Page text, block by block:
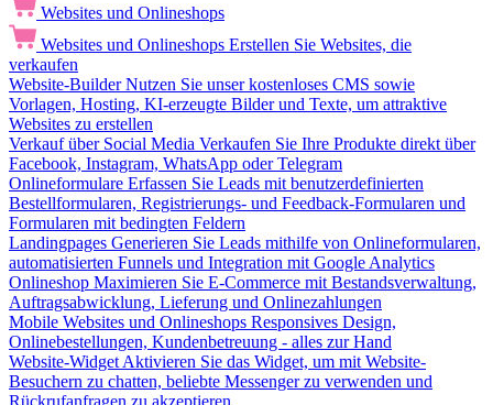
Websites und Onlineshops
Websites und Onlineshops Erstellen Sie Websites, die
verkaufen
Website-Builder Nutzen Sie unser kostenloses CMS sowie
Vorlagen, Hosting, KI-erzeugte Bilder und Texte, um attraktive
Websites zu erstellen
Verkauf über Social Media Verkaufen Sie Ihre Produkte direkt über
Facebook, Instagram, WhatsApp oder Telegram
Onlineformulare Erfassen Sie Leads mit benutzerdefinierten
Bestellformularen, Registrierungs- und Feedback-Formularen und
Formularen mit bedingten Feldern
Landingpages Generieren Sie Leads mithilfe von Onlineformularen,
automatisierten Funnels und Integration mit Google Analytics
Onlineshop Maximieren Sie E-Commerce mit Bestandsverwaltung,
Auftragsabwicklung, Lieferung und Onlinezahlungen
Mobile Websites und Onlineshops Responsives Design,
Onlinebestellungen, Kundenbetreuung - alles zur Hand
Website-Widget Aktivieren Sie das Widget, um mit Website-
Besuchern zu chatten, beliebte Messenger zu verwenden und
Rückrufanfragen zu akzeptieren